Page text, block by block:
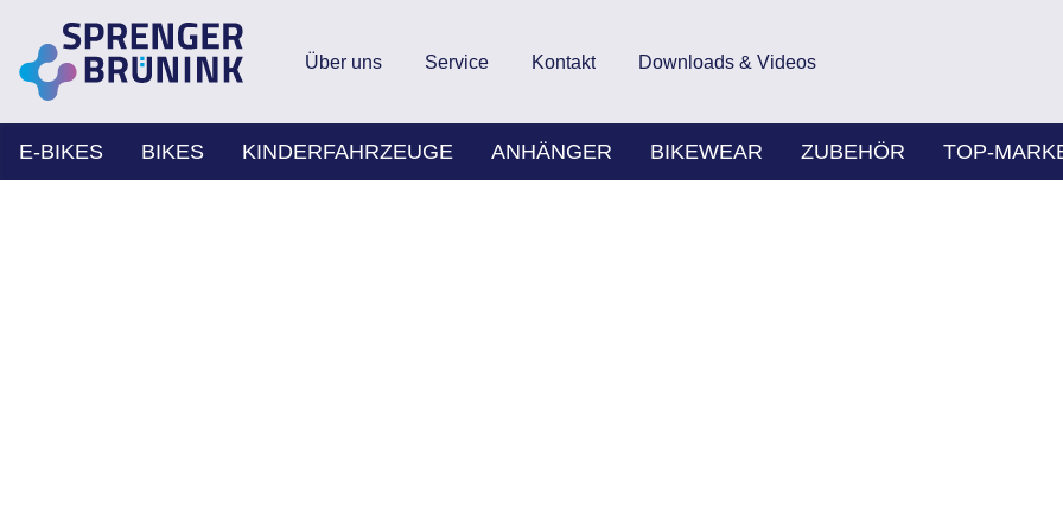
Über uns Service Kontakt Downloads & Videos
E-BIKES BIKES KINDERFAHRZEUGE ANHÄNGER BIKEWEAR ZUBEHÖR TOP-